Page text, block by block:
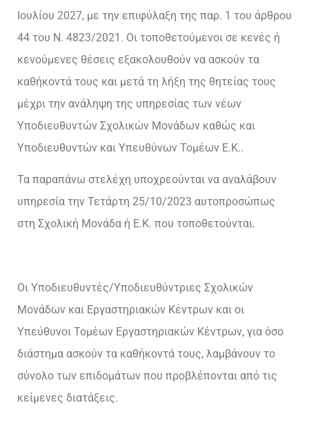
Ιουλίου 2027, με την επιφύλαξη της παρ. 1 του άρθρου
44 του Ν. 4823/2021. Οι τοποθετούμενοι σε κενές ή
κενούμενες θέσεις εξακολουθούν να ασκούν τα
καθήκοντά τους και μετά τη λήξη της θητείας τους
μέχρι την ανάληψη της υπηρεσίας των νέων
Υποδιευθυντών Σχολικών Μονάδων καθώς και
Υποδιευθυντών και Υπευθύνων Τομέων Ε.Κ..
Τα παραπάνω στελέχη υποχρεούνται να αναλάβουν
υπηρεσία την Τετάρτη 25/10/2023 αυτοπροσώπως
στη Σχολική Μονάδα ή Ε.Κ. που τοποθετούνται.
Οι Υποδιευθυντές/Υποδιευθύντριες Σχολικών
Μονάδων και Εργαστηριακών Κέντρων και οι
Υπεύθυνοι Τομέων Εργαστηριακών Κέντρων, για όσο
διάστημα ασκούν τα καθήκοντά τους, λαμβάνουν το
σύνολο των επιδομάτων που προβλέπονται από τις
κείμενες διατάξεις.